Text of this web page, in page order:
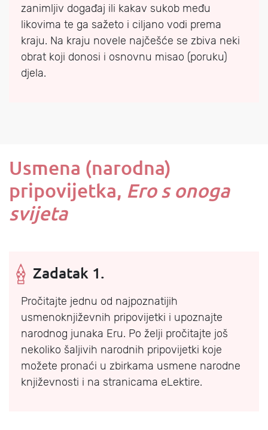
zanimljiv događaj ili kakav sukob među
likovima te ga sažeto i ciljano vodi prema
kraju. Na kraju novele najčešće se zbiva neki
obrat koji donosi i osnovnu misao (poruku)
djela.
Usmena (narodna)
pripovijetka, Ero s onoga
svijeta
Zadatak 1.
Pročitajte jednu od najpoznatijih
usmenoknjiževnih pripovijetki i upoznajte
narodnog junaka Eru. Po želji pročitajte još
nekoliko šaljivih narodnih pripovijetki koje
možete pronaći u zbirkama usmene narodne
književnosti i na stranicama eLektire.